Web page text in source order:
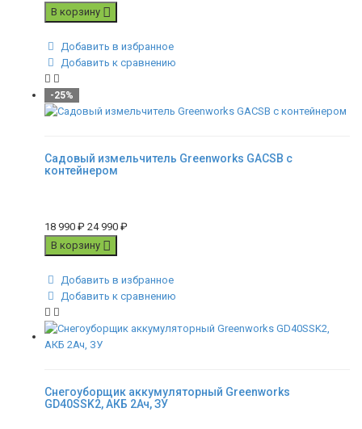
В корзину
Добавить в избранное
Добавить к сравнению
-25%
Садовый измельчитель Greenworks GACSB с
контейнером
18 990 ₽ 24 990 ₽
В корзину
Добавить в избранное
Добавить к сравнению
Снегоуборщик аккумуляторный Greenworks
GD40SSK2, АКБ 2Ач, ЗУ